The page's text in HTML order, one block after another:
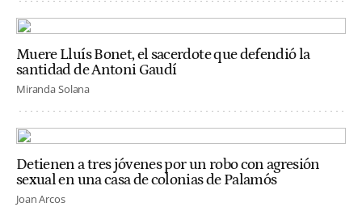
Muere Lluís Bonet, el sacerdote que defendió la
santidad de Antoni Gaudí
Miranda Solana
Detienen a tres jóvenes por un robo con agresión
sexual en una casa de colonias de Palamós
Joan Arcos